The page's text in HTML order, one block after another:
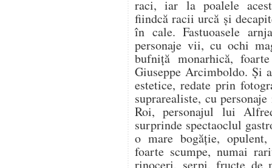
raci, iar la poalele
fiindcă racii urcă și
în cale. Fastuoasele
personaje vii, cu ochi
bufniță monarhică,
Giuseppe Arcimboldo. Și
estetice, redate prin
suprarealiste, cu
Roi, personajul lui
surprinde spectaoclul
o mare bogăție,
foarte scumpe, numai
rinoceri, șerpi, fructe de